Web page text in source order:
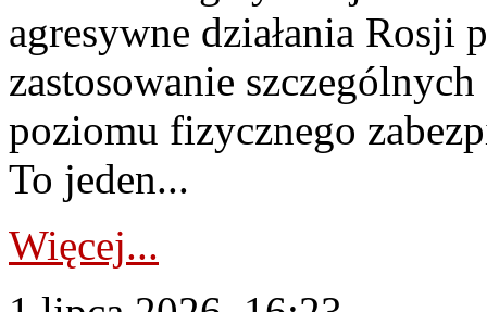
agresywne działania Rosji
zastosowanie
poziomu fizycznego
To jeden...
Więcej...